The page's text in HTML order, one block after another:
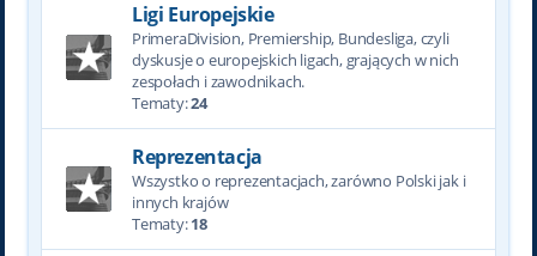
Ligi Europejskie
PrimeraDivision, Premiership, Bundesliga, czyli
dyskusje o europejskich ligach, grających w nich
zespołach i zawodnikach.
Tematy:24
Reprezentacja
Wszystko o reprezentacjach, zarówno Polski jak i
innych krajów
Tematy:18